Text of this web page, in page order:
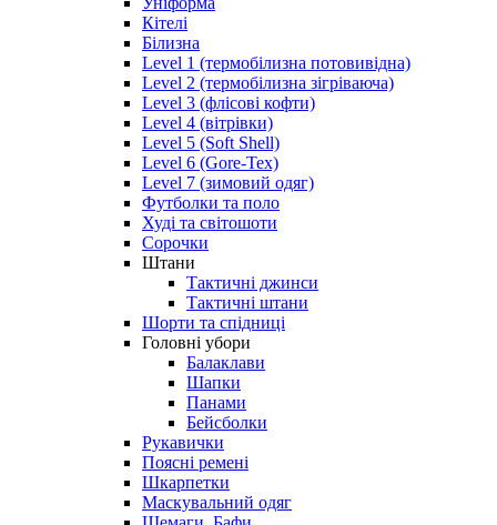
Кітелі
Білизна
Level 1 (термобілизна потовивідна)
Level 2 (термобілизна зігріваюча)
Level 3 (флісові кофти)
Level 4 (вітрівки)
Level 5 (Soft Shell)
Level 6 (Gore-Tex)
Level 7 (зимовий одяг)
Футболки та поло
Худі та світошоти
Сорочки
Штани
Тактичні джинси
Тактичні штани
Шорти та спідниці
Головні убори
Балаклави
Шапки
Панами
Бейсболки
Рукавички
Поясні ремені
Шкарпетки
Маскувальний одяг